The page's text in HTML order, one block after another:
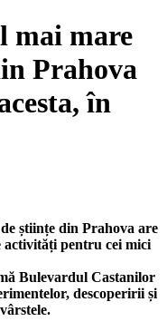
mai mare
Prahova
în
științe din Prahova are
activități pentru cei mici
Bulevardul Castanilor
descoperirii și